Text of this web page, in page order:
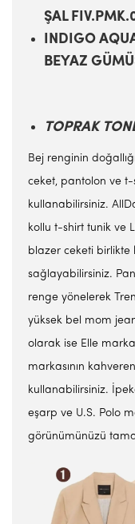
ŞAL
INDIGO
BEYAZ
TOPRAK
Bej renginin
ceket, pantolon ve
kullanabilirsiniz.
kollu t-shirt tunik ve
blazer ceketi
sağlayabilirsiniz.
renge yönelerek
yüksek bel mom
olarak ise Elle
markasının
kullanabilirsiniz.
eşarp ve U.S. Polo
görünümünüzü